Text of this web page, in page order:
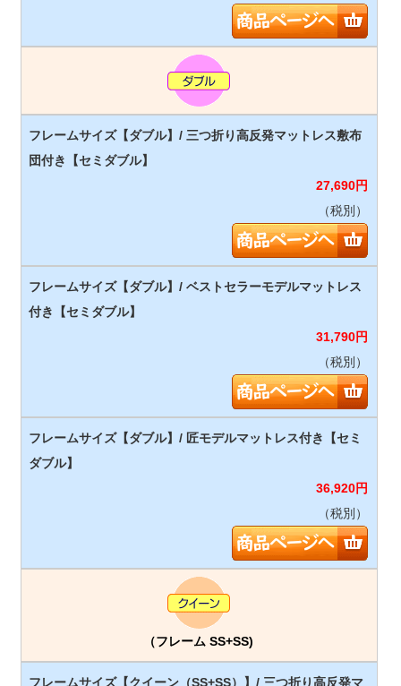
27,690円
（税別）
31,790円
（税別）
36,920円
（税別）
（フレーム SS+SS)